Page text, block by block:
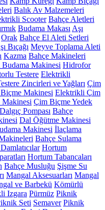
Balık Av Malzemeleri
Scooter Bahçe Aletleri
Budama Makası Aşı
Orak Bahçe El Aleti Setleri
Bıçağı Meyve Toplama Aleti
Kazma Bahçe Makineleri
Makinesi Hidrofor
Testere Elektrikli
Zincirleri ve Yağları Çim
Makinesi Elektrikli Çim
Makinesi Çim Biçme Yedek
Dalgıç Pompası Bahçe
Dal Öğütme Makinesi
Makinesi İlaçlama
Bahçe Sulama
Hortum
Hortum Tabancaları
Bahçe Musluğu Şişme Su
Mangal Aksesuarları Mangal
ve Barbekü Kömürlü
Izgara Pürmüz Piknik
Seti Semaver Piknik